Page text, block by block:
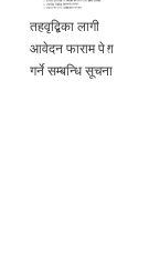
तहवृद्बिका लागी
आवेदन फाराम पेश
गर्ने सम्बन्धि सूचना